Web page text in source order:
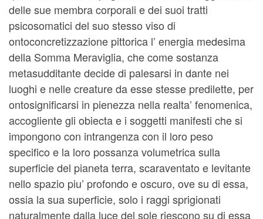
delle sue membra corporali e dei suoi tratti
psicosomatici del suo stesso viso di
ontoconcretizzazione pittorica l’ energia medesima
della Somma Meraviglia, che come sostanza
metasudditante decide di palesarsi in dante nei
luoghi e nelle creature da esse stesse predilette, per
ontosignificarsi in pienezza nella realta’ fenomenica,
accogliente gli obiecta e i soggetti manifesti che si
impongono con intrangenza con il loro peso
specifico e la loro possanza volumetrica sulla
superficie del pianeta terra, scaraventato e levitante
nello spazio piu’ profondo e oscuro, ove su di essa,
ossia la sua superficie, solo i raggi sprigionati
naturalmente dalla luce del sole riescono su di essa